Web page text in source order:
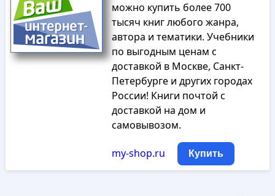
можно купить более 700
тысяч книг любого жанра,
автора и тематики. Учебники
по выгодным ценам с
доставкой в Москве, Санкт-
Петербурге и других городах
России! Книги почтой с
доставкой на дом и
самовывозом.
my-shop.ru Купить